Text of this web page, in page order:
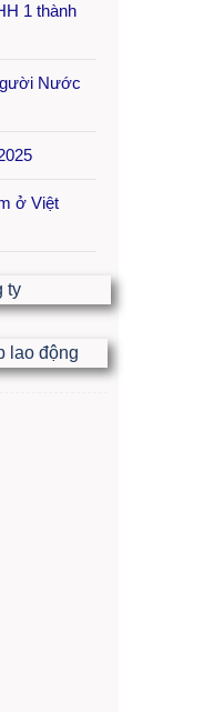
1 thành
Nước
ở Việt